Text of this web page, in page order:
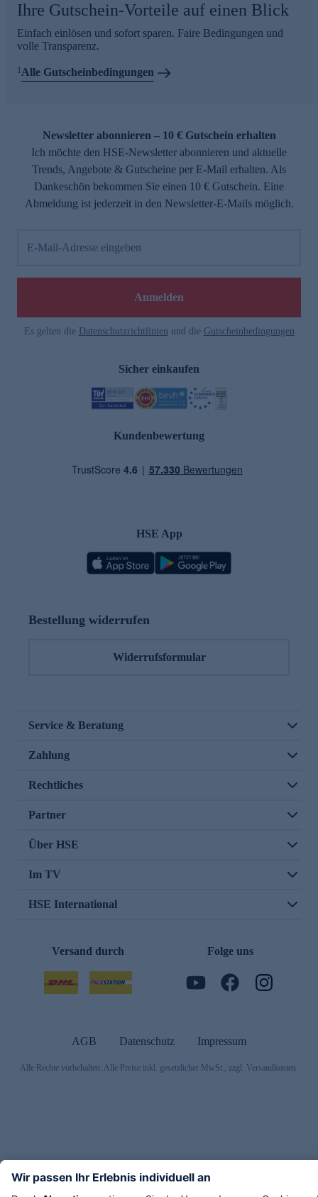
Ihre Gutschein-Vorteile auf einen Blick
Einfach einlösen und sofort sparen. Faire Bedingungen und
volle Transparenz.
1 Alle Gutscheinbedingungen
Newsletter abonnieren – 10 € Gutschein erhalten
Ich möchte den HSE-Newsletter abonnieren und aktuelle
Trends, Angebote & Gutscheine per E-Mail erhalten. Als
Dankeschön bekommen Sie einen 10 € Gutschein. Eine
Abmeldung ist jederzeit in den Newsletter-E-Mails möglich.
E-Mail-Adresse eingeben
Anmelden
Es gelten die Datenschutzrichtlinien und die Gutscheinbedingungen
Sicher einkaufen
Kundenbewertung
HSE App
Bestellung widerrufen
Widerrufsformular
Service & Beratung
Zahlung
Rechtliches
Partner
Über HSE
Im TV
HSE International
Versand durch Folge uns
AGB Datenschutz Impressum
Alle Rechte vorbehalten. Alle Preise inkl. gesetzlicher MwSt., zzgl. Versandkosten.